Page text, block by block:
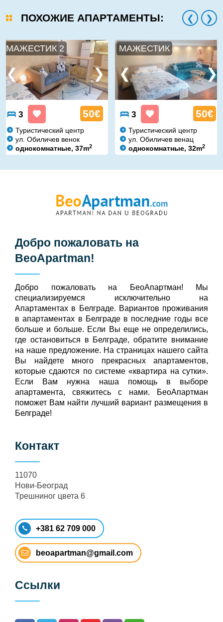
ПОХОЖИЕ АПАРТАМЕНТЫ:
МАЖЕСТИК 2
3 50€
Туристический центр
ул. Обиличев венок
однокомнатные, 37m2
МАЖЕСТИК
3 50€
Туристический центр
ул. Обиличев венац
однокомнатные, 32m2
Добро пожаловать на
BeoApartman!
Добро пожаловать на БeoАпартман! Мы
специализируемся исключительно на
Апартаментах в Белграде. Вариантов проживания
в апартаментах в Белграде в последние годы все
больше и больше. Если Вы еще не определились,
где остановиться в Белграде, обратите внимание
на наше предложение. На страницах нашего сайта
Вы найдете много прекрасных апартаментов,
которые сдаются по системе «квартира на сутки».
Если Вам нужна наша помощь в выборе
апартамента, свяжитесь с нами. БеоАпартман
поможет Вам найти лучший вариант размещения в
Белграде!
Контакт
11070
Нови-Београд
Трешниног цвета 6
+381 62 709 000
beoapartman@gmail.com
Ссылки